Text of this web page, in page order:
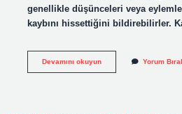
genellikle düşünceleri veya
kaybını hissettiğini bildirebilirler.
Devamını okuyunKabuguna
Yorum